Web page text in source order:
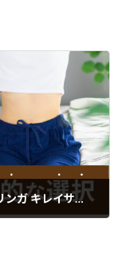
夏の乱れた腸内環境に！新商品「菌活モリンガ キレイサポート」